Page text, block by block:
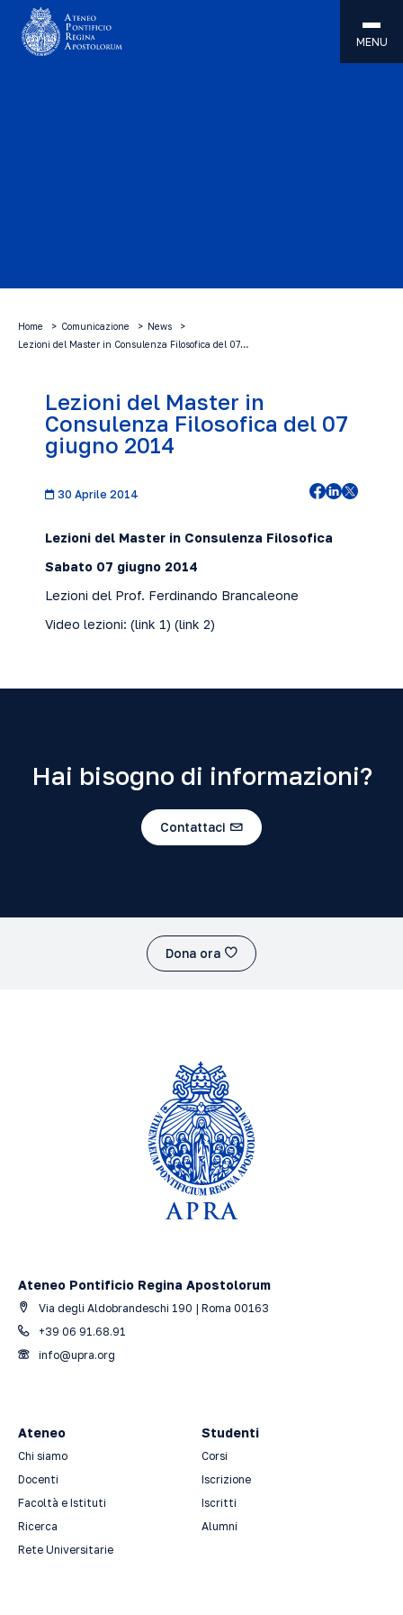
MENU
Home Comunicazione
News
Lezioni del Master in Consulenza Filosofica del 07…
Lezioni del Master in
Consulenza Filosofica del 07
giugno 2014
30 Aprile 2014
Lezioni del Master in Consulenza Filosofica
Sabato 07 giugno 2014
Lezioni del Prof. Ferdinando Brancaleone
Video lezioni: (link 1) (link 2)
Hai bisogno di informazioni?
Contattaci
Dona ora
Ateneo Pontificio Regina Apostolorum
Via degli Aldobrandeschi 190 | Roma 00163
+39 06 91.68.91
info@upra.org
Ateneo
Chi siamo
Docenti
Facoltà e Istituti
Ricerca
Rete Universitarie
Studenti
Corsi
Iscrizione
Iscritti
Alumni